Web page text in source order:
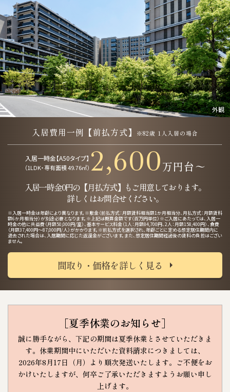
外観
入居費用一例【前払方式】 ※82歳 1人入居の場合
入居一時金【A50タイプ】
（1LDK・専有面積 49.76㎡） 2,600万円台〜
入居一時金0円の【月払方式】もご用意しております。
詳しくはお問合せください。
※入居一時金は年齢により異なります。※敷金（前払方式：月額賃料相当額1か月相当分、月払方式：月額賃料
額6か月相当分）が別途必要となります。※上記は概算金額です（百万円単位）※ご入居にあたっては、入居一
時金の他に共益費（月額50,000円/室）、基本サービス料金（1人：月額84,700円、2人：月額158,400円）、食費
（月額37,400円～87,000円/人）がかかります。※前払方式を選択され、年齢ごとに定める想定居住期間内に
退去された場合は、入居期間に応じた返還金がございます。また、想定居住期間経過後の賃料の負担はござい
ません。
間取り・価格を詳しく見る
［夏季休業のお知らせ］
誠に勝手ながら、下記の期間は夏季休業とさせていただきま
す。 休業期間中にいただいた資料請求につきましては、
2026年8月17日（月）より順次発送いたします。 ご不便をお
かけいたしますが、何卒ご了承いただきますようお願い申し
上げます。